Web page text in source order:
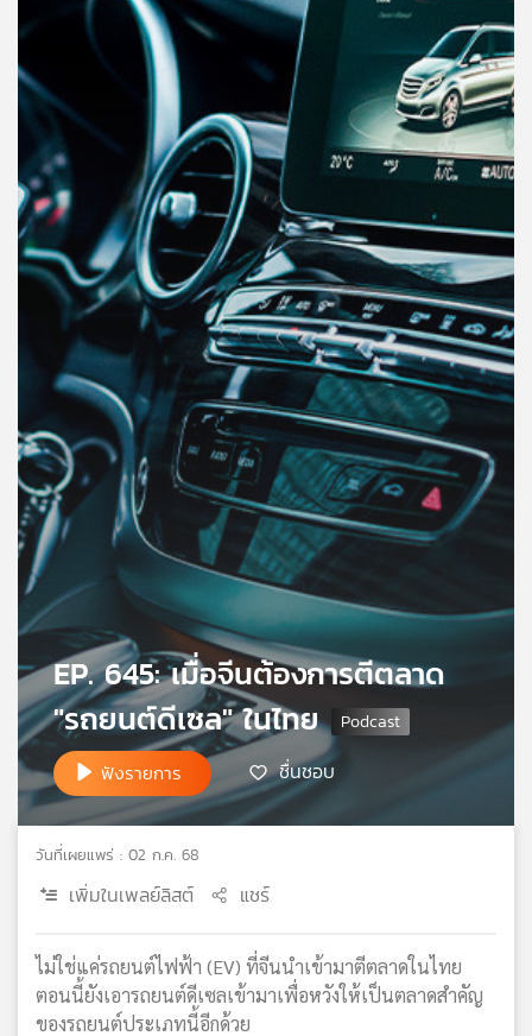
คุณ
เพลง
บทความ
ข่าว
กิจกรรม
เกี่ยว
กับ
เรา
เครือ
ข่าย
วิทยุ
พี
บี
เอส
แผนที่
วิทยุ
ข่าย
EP. 645: เมื่อจีนต้องการตีตลาด
"รถยนต์ดีเซล" ในไทย
ฟังรายการ ชื่นชอบ
วันที่เผยแพร่ : 02 ก.ค. 68
เพิ่มในเพลย์ลิสต์ แชร์
ไม่ใช่แค่รถยนต์ไฟฟ้า (EV) ที่จีนนำเข้ามาตีตลาดในไทย
ตอนนี้ยังเอารถยนต์ดีเซลเข้ามาเพื่อหวังให้เป็นตลาดสำคัญ
ของรถยนต์ประเภทนี้อีกด้วย